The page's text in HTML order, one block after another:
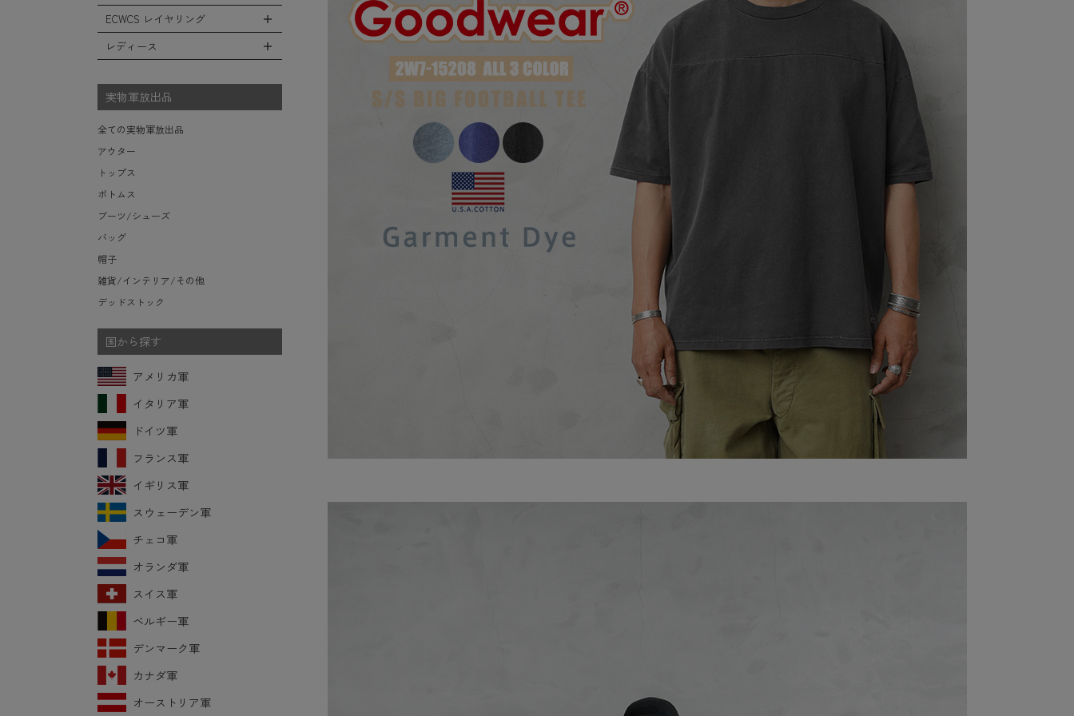
フリースジャケット
レザーアウター
ジャケットライナー
モッズコート
スウェットパンツ
ショートパンツ
アンダー（下着）
ソックス/靴下
ヘルメットバッグ
トートバッグ
ダッフルバッグ
ボストンバッグ
ポーチ/ケース/etc
スーツケース/キャリーバッグ
ビジネスバッグ
防寒物（ネックウォーマーetc）
傘/ポンチョ
ミリタリーウォッチ
サングラス・ゴーグル
キャップ
ハット
ニット帽（ビーニー）
ベレー帽
ハンチング
キャスケット
その他
全てのインテリア
デスク、椅子、家具
ボックス/ガソリン缶/etc
生地・テントシェル
ECWCS レイヤリング
全てのECWCS
ミッドベースレイヤー Level.2
ウィンドレイヤー Level.4
ソフトシェルレイヤー Level.5
ハードシェルレイヤー Level.6
アウターレイヤー Level.7
レディース
実物軍放出品
全ての実物軍放出品
アウター
トップス
ボトムス
ブーツ/シューズ
バッグ
帽子
雑貨/インテリア/その他
デッドストック
国から探す
アメリカ軍
イタリア軍
ドイツ軍
フランス軍
イギリス軍
スウェーデン軍
チェコ軍
オランダ軍
スイス軍
ベルギー軍
デンマーク軍
カナダ軍
オーストリア軍